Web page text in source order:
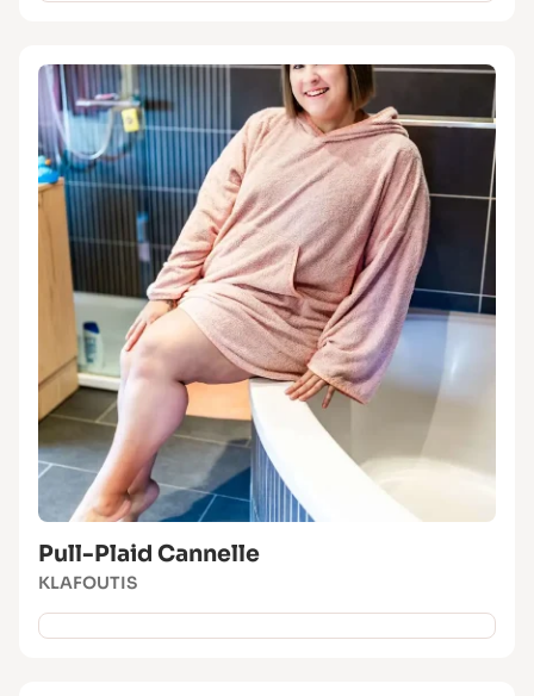
Pull-Plaid Cannelle
KLAFOUTIS